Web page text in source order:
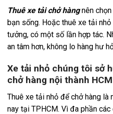
Thuê xe tải chở hàngnên
bạn sống. Hoặc thuê xe tải
tưởng, có một số lần hợp tác.
an tâm hơn, không lo hàng hư
Xe tải nhỏ chúng tôi sở
chở hàng nội thành HCM
Thuê xe tải nhỏ để chở hàng là
nay tại TPHCM. Vì đa phần các